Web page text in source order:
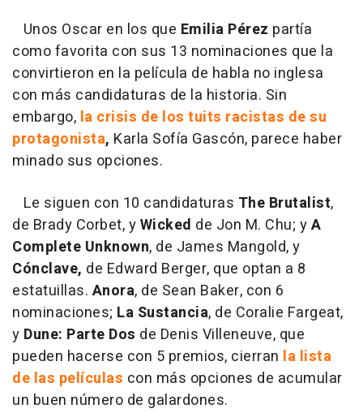
Unos Oscar en los que Emilia Pérez partía
como favorita con sus 13 nominaciones que la
convirtieron en la película de habla no inglesa
con más candidaturas de la historia. Sin
embargo, la crisis de los tuits racistas de su
protagonista, Karla Sofía Gascón, parece haber
minado sus opciones.
Le siguen con 10 candidaturas The Brutalist,
de Brady Corbet, yWicked de Jon M. Chu; yA
Complete Unknown, de James Mangold, y
Cónclave, de Edward Berger, que optan a 8
estatuillas. Anora, de Sean Baker, con 6
nominaciones; La Sustancia, de Coralie Fargeat,
y Dune: Parte Dos de Denis Villeneuve, que
pueden hacerse con 5 premios, cierran la lista
de las películas con más opciones de acumular
un buen número de galardones.